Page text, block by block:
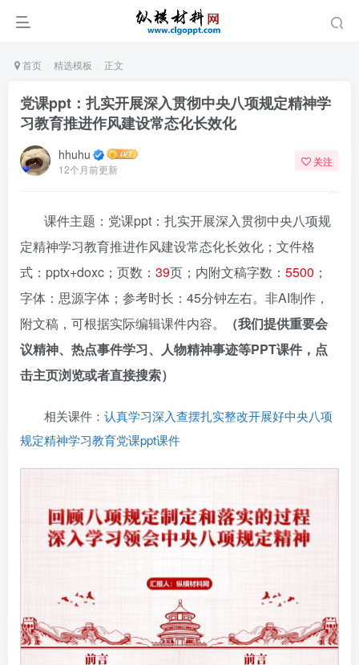
首页 精选模板 正文
党课ppt：扎实开展深入贯彻中央八项规定精神学
习教育推进作风建设常态化长效化
hhuhu
12个月前更新
关注
课件主题：党课ppt：扎实开展深入贯彻中央八项规
定精神学习教育推进作风建设常态化长效化；文件格
式：pptx+doxc；页数： 39页；内附文稿字数： 5500 ；
字体：思源字体；参考时长：45分钟左右。非AI制作，
附文稿，可根据实际编辑课件内容。
（我们提供重要会
议精神、热点事件学习、人物精神事迹等PPT课件，点
击主页浏览或者直接搜索）
相关课件： 认真学习深入查摆扎实整改开展好中央八项
规定精神学习教育党课ppt课件